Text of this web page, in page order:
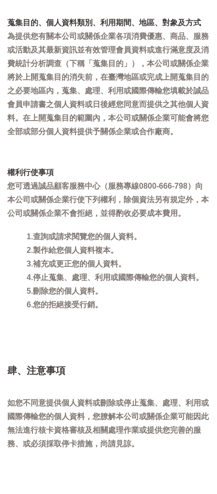
蒐集目的、個人資料類別、利用期間、地區、對象及方式
為提供您有關本公司或關係企業各項消費優惠、商品、服務
或活動及其最新資訊並有效管理會員資料或進行滿意度及消
費統計分析調查（下稱「蒐集目的」），本公司或關係企業
將於上開蒐集目的消失前，在臺灣地區或完成上開蒐集目的
之必要地區內，蒐集、處理、利用或國際傳輸您填載於誠品
會員申請書之個人資料或日後經您同意而提供之其他個人資
料。在上開蒐集目的範圍內，本公司或關係企業可能會將您
全部或部分個人資料提供予關係企業或合作廠商。
權利行使事項
您可透過誠品顧客服務中心（服務專線0800-666-798）向
本公司或關係企業行使下列權利，除個資法另有規定外，本
公司或關係企業不會拒絕，並得酌收必要成本費用。
1.查詢或請求閱覽您的個人資料。
2.製作給您個人資料複本。
3.補充或更正您的個人資料。
4.停止蒐集、處理、利用或國際傳輸您的個人資料。
5.刪除您的個人資料。
6.您的拒絕接受行銷。
肆、注意事項
如您不同意提供個人資料或刪除或停止蒐集、處理、利用或
國際傳輸您的個人資料，您膫解本公司或關係企業可能因此
無法進行核卡資格審核及相關處理作業或提供您完善的服
務、或必須採取停卡措施，尚請見諒。